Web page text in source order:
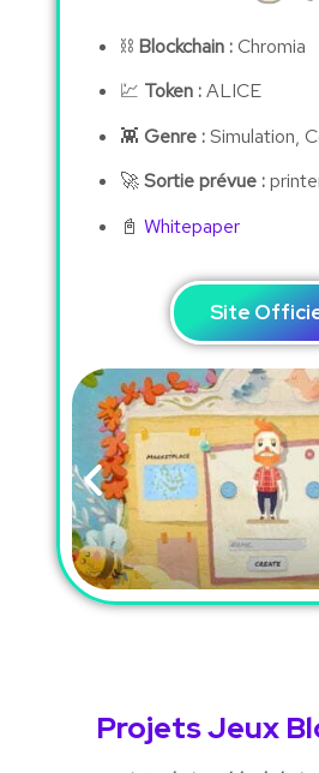
⛓ Blockchain :Chromia
💹 Token :ALICE
👾 Genre :Simulation,
🚀Sortie prévue :
📓 Whitepaper
Site
Projets Jeux